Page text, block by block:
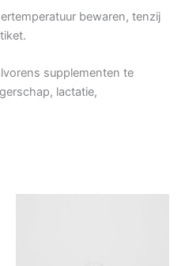
bewaren, tenzij
supplementen te
lactatie,